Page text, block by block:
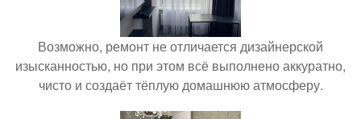
Возможно, ремонт не отличается дизайнерской
изысканностью, но при этом всё выполнено аккуратно,
чисто и создаёт тёплую домашнюю атмосферу.